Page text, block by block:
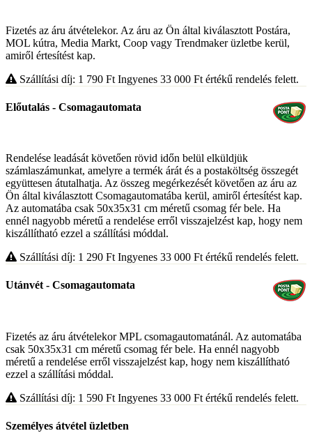
Fizetés az áru átvételekor. Az áru az Ön által kiválasztott Postára,
MOL kútra, Media Markt, Coop vagy Trendmaker üzletbe kerül,
amiről értesítést kap.
Szállítási díj: 1 790 Ft Ingyenes 33 000 Ft értékű rendelés felett.
Előutalás - Csomagautomata
Rendelése leadását követően rövid időn belül elküldjük
számlaszámunkat, amelyre a termék árát és a postaköltség összegét
együttesen átutalhatja. Az összeg megérkezését követően az áru az
Ön által kiválasztott Csomagautomatába kerül, amiről értesítést kap.
Az automatába csak 50x35x31 cm méretű csomag fér bele. Ha
ennél nagyobb méretű a rendelése erről visszajelzést kap, hogy nem
kiszállítható ezzel a szállítási móddal.
Szállítási díj: 1 290 Ft Ingyenes 33 000 Ft értékű rendelés felett.
Utánvét - Csomagautomata
Fizetés az áru átvételekor MPL csomagautomatánál. Az automatába
csak 50x35x31 cm méretű csomag fér bele. Ha ennél nagyobb
méretű a rendelése erről visszajelzést kap, hogy nem kiszállítható
ezzel a szállítási móddal.
Szállítási díj: 1 590 Ft Ingyenes 33 000 Ft értékű rendelés felett.
Személyes átvétel üzletben